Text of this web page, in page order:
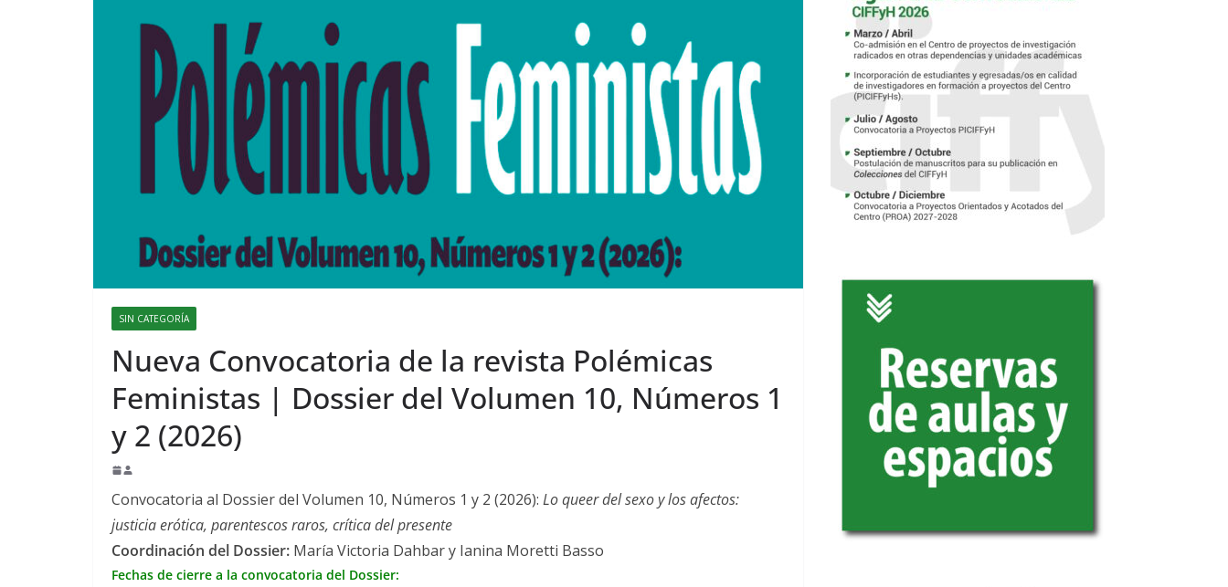
SIN CATEGORÍA
Nueva Convocatoria de la revista Polémicas
Feministas | Dossier del Volumen 10, Números 1
y 2 (2026)
Convocatoria al Dossier del Volumen 10, Números 1 y 2 (2026): Lo queer del sexo y los afectos:
justicia erótica, parentescos raros, crítica del presente
Coordinación del Dossier: María Victoria Dahbar y Ianina Moretti Basso
Fechas de cierre a la convocatoria del Dossier: